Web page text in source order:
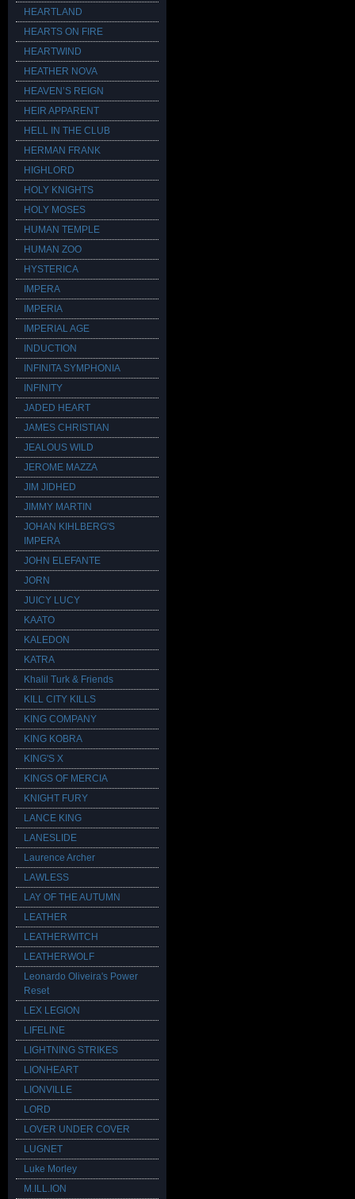
HEARTLAND
HEARTS ON FIRE
HEARTWIND
HEATHER NOVA
HEAVEN’S REIGN
HEIR APPARENT
HELL IN THE CLUB
HERMAN FRANK
HIGHLORD
HOLY KNIGHTS
HOLY MOSES
HUMAN TEMPLE
HUMAN ZOO
HYSTERICA
IMPERA
IMPERIA
IMPERIAL AGE
INDUCTION
INFINITA SYMPHONIA
INFINITY
JADED HEART
JAMES CHRISTIAN
JEALOUS WILD
JEROME MAZZA
JIM JIDHED
JIMMY MARTIN
JOHAN KIHLBERG'S
IMPERA
JOHN ELEFANTE
JORN
JUICY LUCY
KAATO
KALEDON
KATRA
Khalil Turk & Friends
KILL CITY KILLS
KING COMPANY
KING KOBRA
KING'S X
KINGS OF MERCIA
KNIGHT FURY
LANCE KING
LANESLIDE
Laurence Archer
LAWLESS
LAY OF THE AUTUMN
LEATHER
LEATHERWITCH
LEATHERWOLF
Leonardo Oliveira's Power
Reset
LEX LEGION
LIFELINE
LIGHTNING STRIKES
LIONHEART
LIONVILLE
LORD
LOVER UNDER COVER
LUGNET
Luke Morley
M.ILL.ION